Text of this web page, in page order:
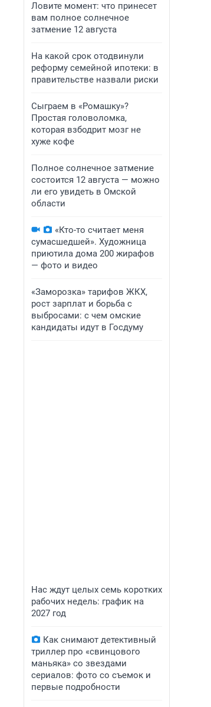
Ловите момент: что принесет
вам полное солнечное
затмение 12 августа
На какой срок отодвинули
реформу семейной ипотеки: в
правительстве назвали риски
Сыграем в «Ромашку»?
Простая головоломка,
которая взбодрит мозг не
хуже кофе
Полное солнечное затмение
состоится 12 августа — можно
ли его увидеть в Омской
области
«Кто-то считает меня
сумасшедшей». Художница
приютила дома 200 жирафов
— фото и видео
«Заморозка» тарифов ЖКХ,
рост зарплат и борьба с
выбросами: с чем омские
кандидаты идут в Госдуму
Нас ждут целых семь коротких
рабочих недель: график на
2027 год
Как снимают детективный
триллер про «свинцового
маньяка» со звездами
сериалов: фото со съемок и
первые подробности